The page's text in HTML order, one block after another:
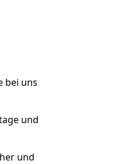
bei uns
und
und